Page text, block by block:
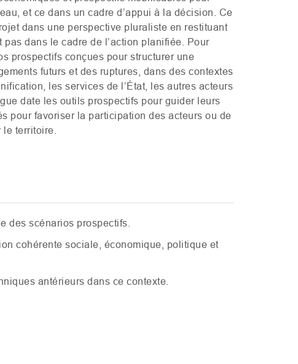
et ce dans un cadre d’appui à la décision. Ce
dans une perspective pluraliste en restituant
dans le cadre de l’action planifiée. Pour
prospectifs conçues pour structurer une
futurs et des ruptures, dans des contextes
les services de l’État, les autres acteurs
date les outils prospectifs pour guider leurs
pour favoriser la participation des acteurs ou de
territoire.
des scénarios prospectifs.
cohérente sociale, économique, politique et
antérieurs dans ce contexte.